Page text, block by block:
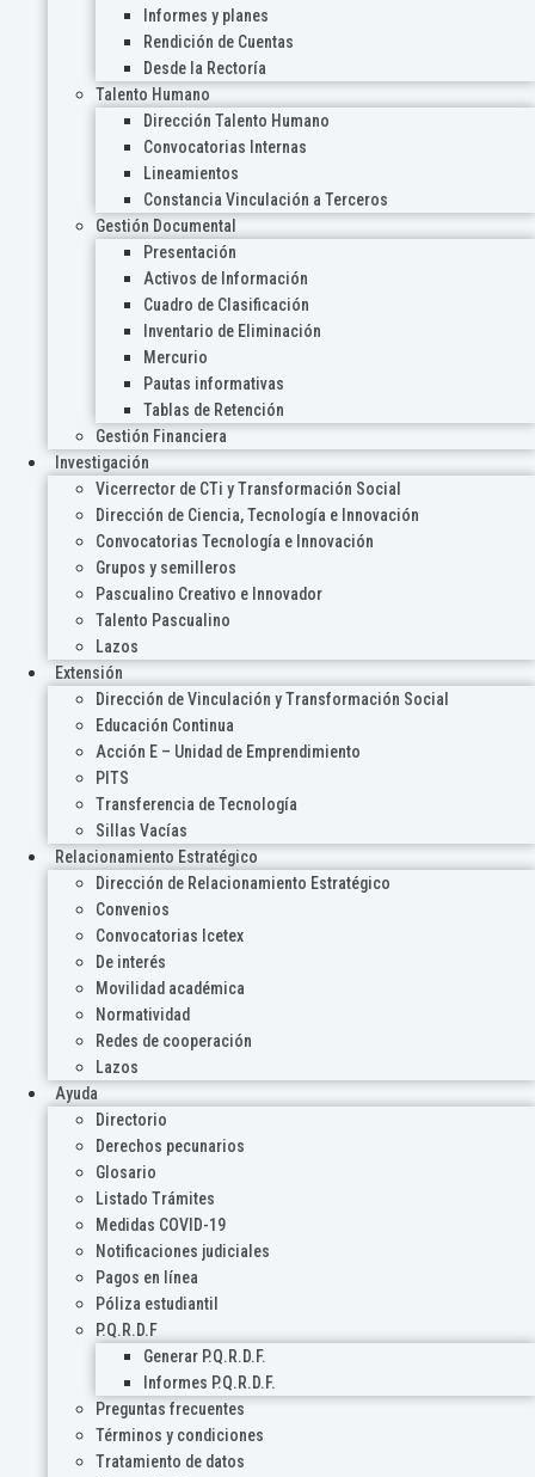
Informes y planes
Rendición de Cuentas
Desde la Rectoría
Talento Humano
Dirección Talento Humano
Convocatorias Internas
Lineamientos
Constancia Vinculación a Terceros
Gestión Documental
Presentación
Activos de Información
Cuadro de Clasificación
Inventario de Eliminación
Mercurio
Pautas informativas
Tablas de Retención
Gestión Financiera
Investigación
Vicerrector de CTi y Transformación Social
Dirección de Ciencia, Tecnología e Innovación
Convocatorias Tecnología e Innovación
Grupos y semilleros
Pascualino Creativo e Innovador
Talento Pascualino
Lazos
Extensión
Dirección de Vinculación y Transformación Social
Educación Continua
Acción E – Unidad de Emprendimiento
PITS
Transferencia de Tecnología
Sillas Vacías
Relacionamiento Estratégico
Dirección de Relacionamiento Estratégico
Convenios
Convocatorias Icetex
De interés
Movilidad académica
Normatividad
Redes de cooperación
Lazos
Ayuda
Directorio
Derechos pecunarios
Glosario
Listado Trámites
Medidas COVID-19
Notificaciones judiciales
Pagos en línea
Póliza estudiantil
P.Q.R.D.F
Generar P.Q.R.D.F.
Informes P.Q.R.D.F.
Preguntas frecuentes
Términos y condiciones
Tratamiento de datos